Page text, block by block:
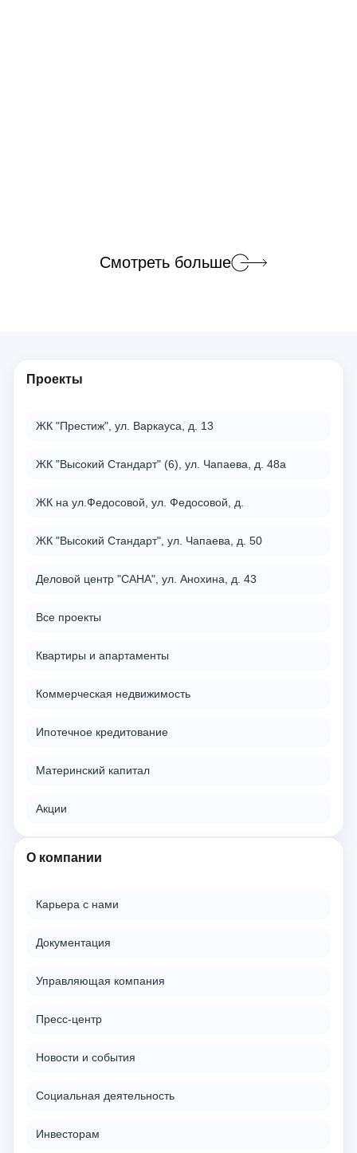
Смотреть больше
Проекты
ЖК "Престиж", ул. Варкауса, д. 13
ЖК "Высокий Стандарт" (6), ул. Чапаева, д. 48а
ЖК на ул.Федосовой, ул. Федосовой, д.
ЖК "Высокий Стандарт", ул. Чапаева, д. 50
Деловой центр "САНА", ул. Анохина, д. 43
Все проекты
Квартиры и апартаменты
Коммерческая недвижимость
Ипотечное кредитование
Материнский капитал
Акции
О компании
Карьера с нами
Документация
Управляющая компания
Пресс-центр
Новости и события
Социальная деятельность
Инвесторам